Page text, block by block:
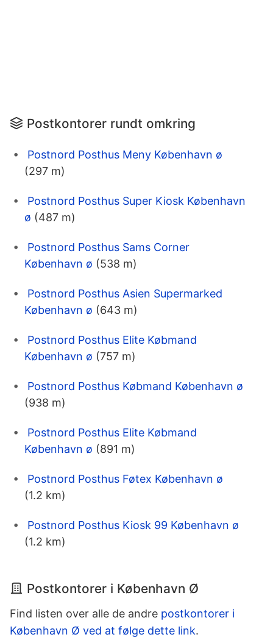
Postkontorer rundt omkring
Postnord Posthus Meny København ø
(297 m)
Postnord Posthus Super Kiosk København
ø (487 m)
Postnord Posthus Sams Corner
København ø (538 m)
Postnord Posthus Asien Supermarked
København ø (643 m)
Postnord Posthus Elite Købmand
København ø (757 m)
Postnord Posthus Købmand København ø
(938 m)
Postnord Posthus Elite Købmand
København ø (891 m)
Postnord Posthus Føtex København ø
(1.2 km)
Postnord Posthus Kiosk 99 København ø
(1.2 km)
Postkontorer i København Ø
Find listen over alle de andre postkontorer i
København Ø ved at følge dette link.